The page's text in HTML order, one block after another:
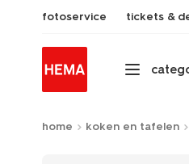
fotoservice tickets &
home koken en tafelen